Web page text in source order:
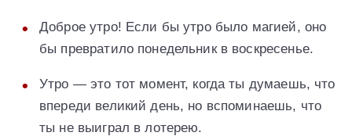
Доброе утро! Если бы утро было магией, оно
бы превратило понедельник в воскресенье.
Утро — это тот момент, когда ты думаешь, что
впереди великий день, но вспоминаешь, что
ты не выиграл в лотерею.